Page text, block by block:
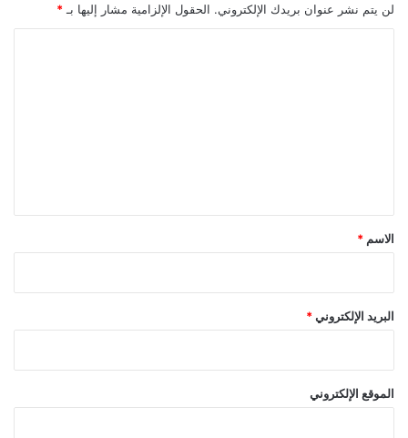
لن يتم نشر عنوان بريدك الإلكتروني. الحقول الإلزامية مشار إليها بـ *
*
الاسم *
البريد الإلكتروني *
الموقع الإلكتروني